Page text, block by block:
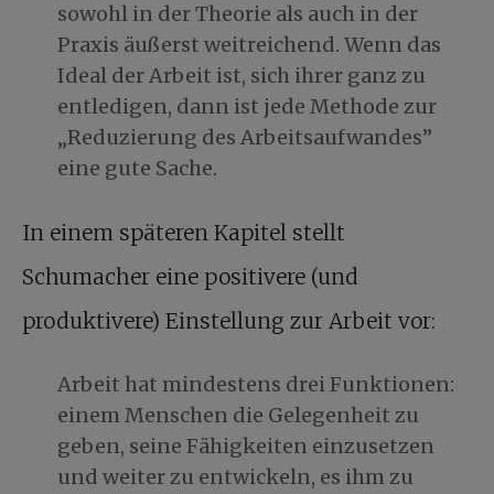
sowohl in der Theorie als auch in der
Praxis äußerst weitreichend. Wenn das
Ideal der Arbeit ist, sich ihrer ganz zu
entledigen, dann ist jede Methode zur
„Reduzierung des Arbeitsaufwandes”
eine gute Sache.
In einem späteren Kapitel stellt
Schumacher eine positivere (und
produktivere) Einstellung zur Arbeit vor:
Arbeit hat mindestens drei Funktionen:
einem Menschen die Gelegenheit zu
geben, seine Fähigkeiten einzusetzen
und weiter zu entwickeln, es ihm zu